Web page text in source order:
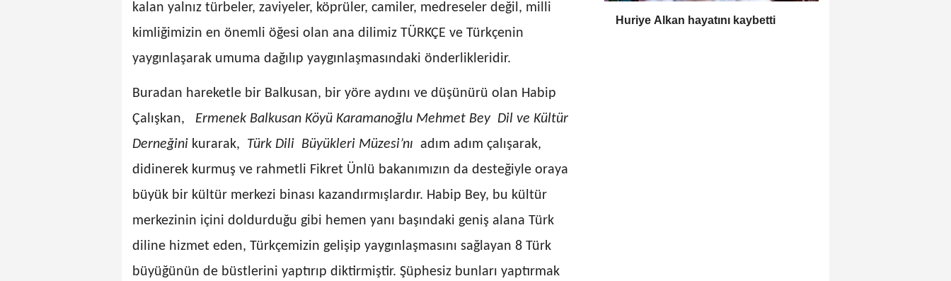
kalan yalnız türbeler, zaviyeler, köprüler, camiler, medreseler değil, milli
kimliğimizin en önemli öğesi olan ana dilimiz TÜRKÇE ve Türkçenin
yaygınlaşarak umuma dağılıp yaygınlaşmasındaki önderlikleridir.
Buradan hareketle bir Balkusan, bir yöre aydını ve düşünürü olan Habip
Çalışkan, Ermenek Balkusan Köyü Karamanoğlu Mehmet Bey Dil ve Kültür
Derneğini kurarak, Türk Dili Büyükleri Müzesi’nı adım adım çalışarak,
didinerek kurmuş ve rahmetli Fikret Ünlü bakanımızın da desteğiyle oraya
büyük bir kültür merkezi binası kazandırmışlardır. Habip Bey, bu kültür
merkezinin içini doldurduğu gibi hemen yanı başındaki geniş alana Türk
diline hizmet eden, Türkçemizin gelişip yaygınlaşmasını sağlayan 8 Türk
büyüğünün de büstlerini yaptırıp diktirmiştir. Şüphesiz bunları yaptırmak
Huriye Alkan hayatını kaybetti